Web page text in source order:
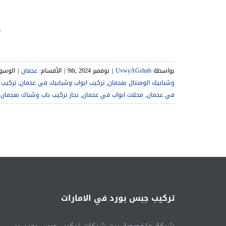
بواسطةUvwyAGshnb
| نوفمبر 9th, 2024 | الأقسام: عجمان |
وشبابيك الومنتال بعجمان,تركيب ابواب وشبابيك فى عجمان,
في عجمان, محلات ابواب في عجمان, نجار تركيب باب وشباك بعجمان
تركيب جبس بورد في الامارات